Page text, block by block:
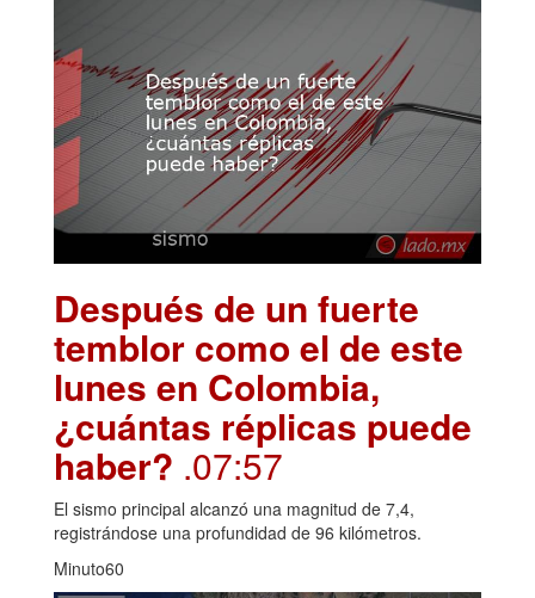
Después de un fuerte
temblor como el de este
lunes en Colombia,
¿cuántas réplicas puede
haber? .07:57
El sismo principal alcanzó una magnitud de 7,4,
registrándose una profundidad de 96 kilómetros.
Minuto60